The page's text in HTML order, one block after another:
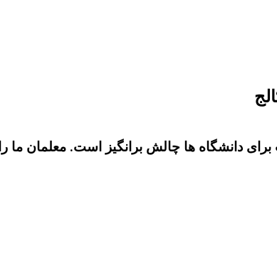
دانشگاه ها چالش برانگیز است. معلمان ما